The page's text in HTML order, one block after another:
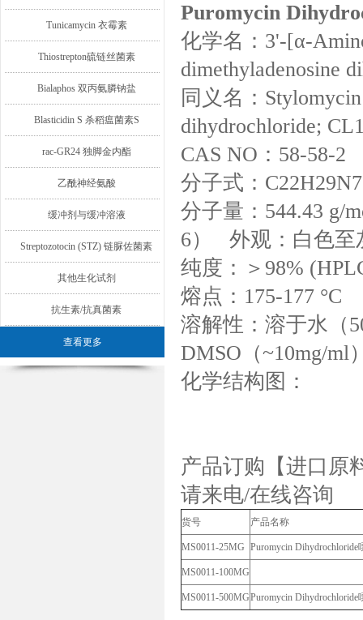
Tunicamycin 衣霉素
Thiostrepton硫链丝菌素
Bialaphos 双丙氨膦钠盐
Blasticidin S 杀稻瘟菌素S
rac-GR24 独脚金内酯
乙酰神经氨酸
缓冲剂与缓冲溶液
Streptozotocin (STZ) 链脲佐菌素
其他生化试剂
抗生素/抗真菌素
查看更多
Puromycin
化学名：3'-[α-
dimethyladenosine
同义名：
dihydrochloride;
CAS NO：58-58-2
分子式：
分子量：544.43 g/
6） 外观：白色至
纯度：＞98%
熔点：175-177 °C
溶解性：溶于水（
DMSO（~10mg/ml
化学结构图：
产品订购【进口原
请来电/在线咨询
货号 产品名称
MS0011-25MG Puromycin
MS0011-100MG
MS0011-500MGPuromycin